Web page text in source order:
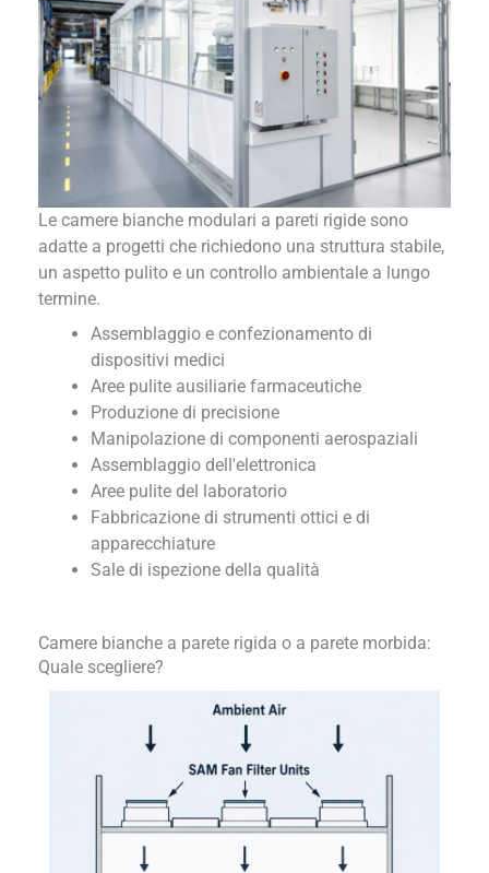
Le camere bianche modulari a pareti rigide sono
adatte a progetti che richiedono una struttura stabile,
un aspetto pulito e un controllo ambientale a lungo
termine.
Assemblaggio e confezionamento di
dispositivi medici
Aree pulite ausiliarie farmaceutiche
Produzione di precisione
Manipolazione di componenti aerospaziali
Assemblaggio dell'elettronica
Aree pulite del laboratorio
Fabbricazione di strumenti ottici e di
apparecchiature
Sale di ispezione della qualità
Camere bianche a parete rigida o a parete morbida:
Quale scegliere?